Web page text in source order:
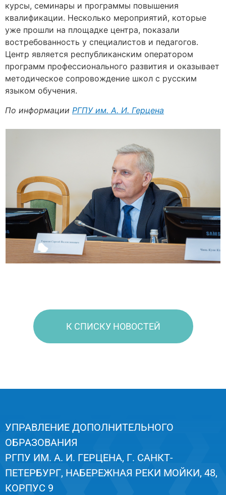
курсы, семинары и программы повышения
квалификации. Несколько мероприятий, которые
уже прошли на площадке центра, показали
востребованность у специалистов и педагогов.
Центр является республиканским оператором
программ профессионального развития и оказывает
методическое сопровождение школ с русским
языком обучения.
По информации РГПУ им. А. И. Герцена
К СПИСКУ НОВОСТЕЙ
УПРАВЛЕНИЕ ДОПОЛНИТЕЛЬНОГО
ОБРАЗОВАНИЯ
РГПУ ИМ. А. И. ГЕРЦЕНА, Г. САНКТ-
ПЕТЕРБУРГ, НАБЕРЕЖНАЯ РЕКИ МОЙКИ, 48,
КОРПУС 9